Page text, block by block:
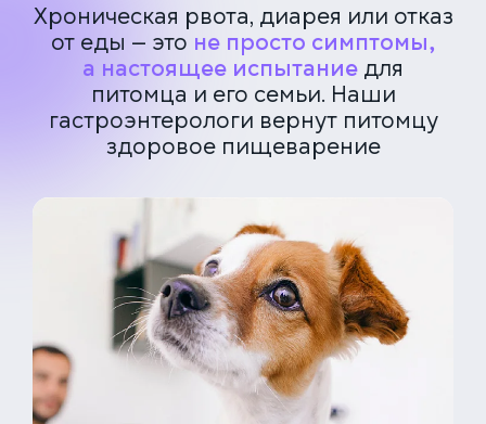
Хроническая рвота, диарея или отказ
от еды — это не просто симптомы,
а настоящее испытание для
питомца и его семьи. Наши
гастроэнтерологи вернут питомцу
здоровое пищеварение